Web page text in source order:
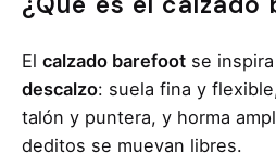
El calzado barefoot se
descalzo: suela fina y
talón y puntera, y horma
deditos se muevan libres.